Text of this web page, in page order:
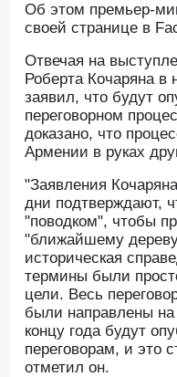
Oб этом премьер-
своей странице в
Отвечая на
Роберта Кочаряна в
заявил, что будут
переговорном
доказано, что
Армении в руках
"Заявления
дни подтверждают,
"поводком", чтобы
"ближайшему
историческая
термины были
цели. Весь
были направлены на
концу года будут
переговорам, и это
отметил он.